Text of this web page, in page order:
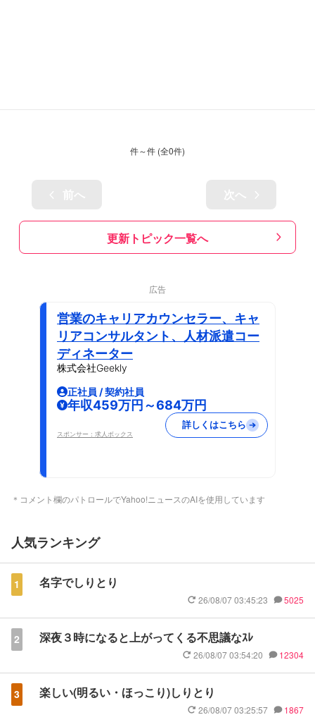
件～件 (全0件)
更新トピック一覧へ
広告
営業のキャリアカウンセラー、キャ
リアコンサルタント、人材派遣コー
ディネーター
株式会社Geekly
正社員 / 契約社員
年収459万円～684万円
スポンサー：求人ボックス
詳しくはこちら
＊コメント欄のパトロールでYahoo!ニュースのAIを使用しています
人気ランキング
1 名字でしりとり
26/08/07 03:45:23 5025
2 深夜３時になると上がってくる不思議なｽﾚ
26/08/07 03:54:20 12304
3 楽しい(明るい・ほっこり)しりとり
26/08/07 03:25:57 1867